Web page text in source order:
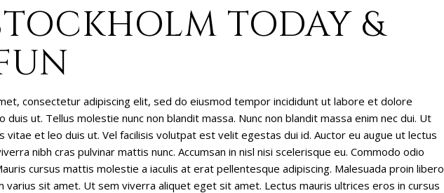
TODAY &
consectetur adipiscing elit, sed do eiusmod tempor incididunt ut labore et dolore
duis ut. Tellus molestie nunc non blandit massa. Nunc non blandit massa enim nec dui. Ut
vitae et leo duis ut. Vel facilisis volutpat est velit egestas dui id. Auctor eu augue ut lectus
nibh cras pulvinar mattis nunc. Accumsan in nisl nisi scelerisque eu. Commodo odio
cursus mattis molestie a iaculis at erat pellentesque adipiscing. Malesuada proin libero
varius sit amet. Ut sem viverra aliquet eget sit amet. Lectus mauris ultrices eros in cursus